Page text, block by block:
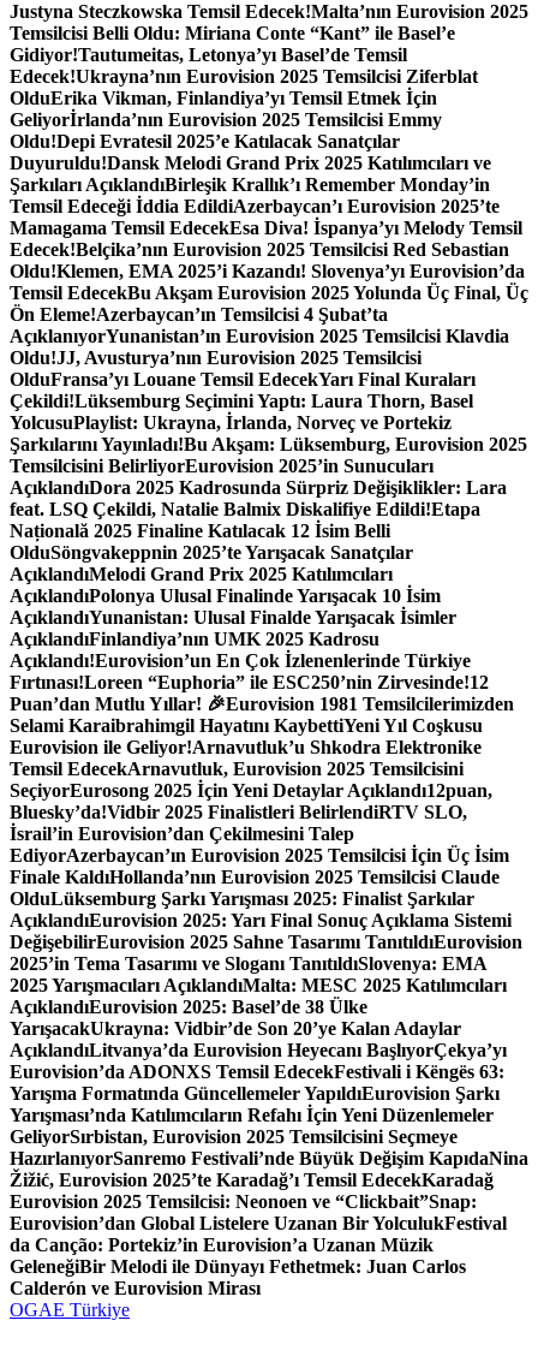
Justyna Steczkowska Temsil Edecek!Malta’nın Eurovision 2025
Temsilcisi Belli Oldu: Miriana Conte “Kant” ile Basel’e
Gidiyor!Tautumeitas, Letonya’yı Basel’de Temsil
Edecek!Ukrayna’nın Eurovision 2025 Temsilcisi Ziferblat
OlduErika Vikman, Finlandiya’yı Temsil Etmek İçin
Geliyorİrlanda’nın Eurovision 2025 Temsilcisi Emmy
Oldu!Depi Evratesil 2025’e Katılacak Sanatçılar
Duyuruldu!Dansk Melodi Grand Prix 2025 Katılımcıları ve
Şarkıları AçıklandıBirleşik Krallık’ı Remember Monday’in
Temsil Edeceği İddia EdildiAzerbaycan’ı Eurovision 2025’te
Mamagama Temsil EdecekEsa Diva! İspanya’yı Melody Temsil
Edecek!Belçika’nın Eurovision 2025 Temsilcisi Red Sebastian
Oldu!Klemen, EMA 2025’i Kazandı! Slovenya’yı Eurovision’da
Temsil EdecekBu Akşam Eurovision 2025 Yolunda Üç Final, Üç
Ön Eleme!Azerbaycan’ın Temsilcisi 4 Şubat’ta
AçıklanıyorYunanistan’ın Eurovision 2025 Temsilcisi Klavdia
Oldu!JJ, Avusturya’nın Eurovision 2025 Temsilcisi
OlduFransa’yı Louane Temsil EdecekYarı Final Kuraları
Çekildi!Lüksemburg Seçimini Yaptı: Laura Thorn, Basel
YolcusuPlaylist: Ukrayna, İrlanda, Norveç ve Portekiz
Şarkılarını Yayınladı!Bu Akşam: Lüksemburg, Eurovision 2025
Temsilcisini BelirliyorEurovision 2025’in Sunucuları
AçıklandıDora 2025 Kadrosunda Sürpriz Değişiklikler: Lara
feat. LSQ Çekildi, Natalie Balmix Diskalifiye Edildi!Etapa
Națională 2025 Finaline Katılacak 12 İsim Belli
OlduSöngvakeppnin 2025’te Yarışacak Sanatçılar
AçıklandıMelodi Grand Prix 2025 Katılımcıları
AçıklandıPolonya Ulusal Finalinde Yarışacak 10 İsim
AçıklandıYunanistan: Ulusal Finalde Yarışacak İsimler
AçıklandıFinlandiya’nın UMK 2025 Kadrosu
Açıklandı!Eurovision’un En Çok İzlenenlerinde Türkiye
Fırtınası!Loreen “Euphoria” ile ESC250’nin Zirvesinde!12
Puan’dan Mutlu Yıllar! 🎉Eurovision 1981 Temsilcilerimizden
Selami Karaibrahimgil Hayatını KaybettiYeni Yıl Coşkusu
Eurovision ile Geliyor!Arnavutluk’u Shkodra Elektronike
Temsil EdecekArnavutluk, Eurovision 2025 Temsilcisini
SeçiyorEurosong 2025 İçin Yeni Detaylar Açıklandı12puan,
Bluesky’da!Vidbir 2025 Finalistleri BelirlendiRTV SLO,
İsrail’in Eurovision’dan Çekilmesini Talep
EdiyorAzerbaycan’ın Eurovision 2025 Temsilcisi İçin Üç İsim
Finale KaldıHollanda’nın Eurovision 2025 Temsilcisi Claude
OlduLüksemburg Şarkı Yarışması 2025: Finalist Şarkılar
AçıklandıEurovision 2025: Yarı Final Sonuç Açıklama Sistemi
DeğişebilirEurovision 2025 Sahne Tasarımı TanıtıldıEurovision
2025’in Tema Tasarımı ve Sloganı TanıtıldıSlovenya: EMA
2025 Yarışmacıları AçıklandıMalta: MESC 2025 Katılımcıları
AçıklandıEurovision 2025: Basel’de 38 Ülke
YarışacakUkrayna: Vidbir’de Son 20’ye Kalan Adaylar
AçıklandıLitvanya’da Eurovision Heyecanı BaşlıyorÇekya’yı
Eurovision’da ADONXS Temsil EdecekFestivali i Këngës 63:
Yarışma Formatında Güncellemeler YapıldıEurovision Şarkı
Yarışması’nda Katılımcıların Refahı İçin Yeni Düzenlemeler
GeliyorSırbistan, Eurovision 2025 Temsilcisini Seçmeye
HazırlanıyorSanremo Festivali’nde Büyük Değişim KapıdaNina
Žižić, Eurovision 2025’te Karadağ’ı Temsil EdecekKaradağ
Eurovision 2025 Temsilcisi: Neonoen ve “Clickbait”Snap:
Eurovision’dan Global Listelere Uzanan Bir YolculukFestival
da Canção: Portekiz’in Eurovision’a Uzanan Müzik
GeleneğiBir Melodi ile Dünyayı Fethetmek: Juan Carlos
Calderón ve Eurovision Mirası
OGAE Türkiye